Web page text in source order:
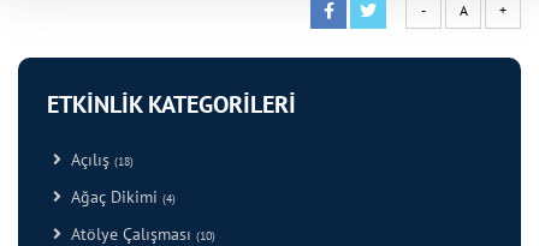
- A +
ETKİNLİK KATEGORİLERİ
Açılış (18)
Ağaç Dikimi (4)
Atölye Çalışması (10)